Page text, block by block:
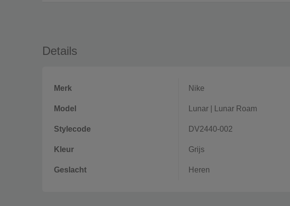
Details
Merk Nike
Model Lunar Lunar Roam
Stylecode DV2440-002
Kleur Grijs
Geslacht Heren